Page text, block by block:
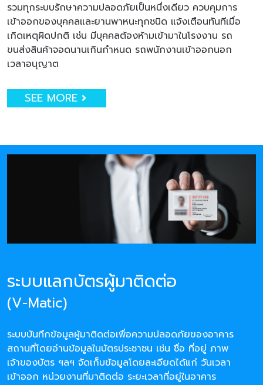
รวมทุกระบบรักษาความปลอดภัยเป็นหนึ่งเดียว ควบคุมการ
เข้าออกของบุคคลและยานพาหนะทุกชนิด แจ้งเตือนทันทีเมื่อ
เกิดเหตุผิดปกติ เช่น มีบุคคลต้องห้ามเข้ามาในโรงงาน รถ
ขนส่งสินค้าจอดนานเกินกำหนด รถพนักงานเข้าออกนอก
เวลาอนุญาต
SEE MORE
ระบบแลกบัตรผู้มาติดต่อ
(V-Matic)
ระบบบันทึกข้อมูลผู้มาติดต่อเพื่อความปลอดภัยของอาคาร
สถานที่โดยอ่านข้อมูลในบัตรประชาชน เช่น ชื่อ ที่อยู่ ภาพ
เจ้าของบัตร ฯลฯ จัดเก็บข้อมูลโดยละเอียดได้แก่ วันเวลา
เข้าออก หน่วยงานที่มาติดต่อ ระยะเวลาที่อยู่ในอาคาร